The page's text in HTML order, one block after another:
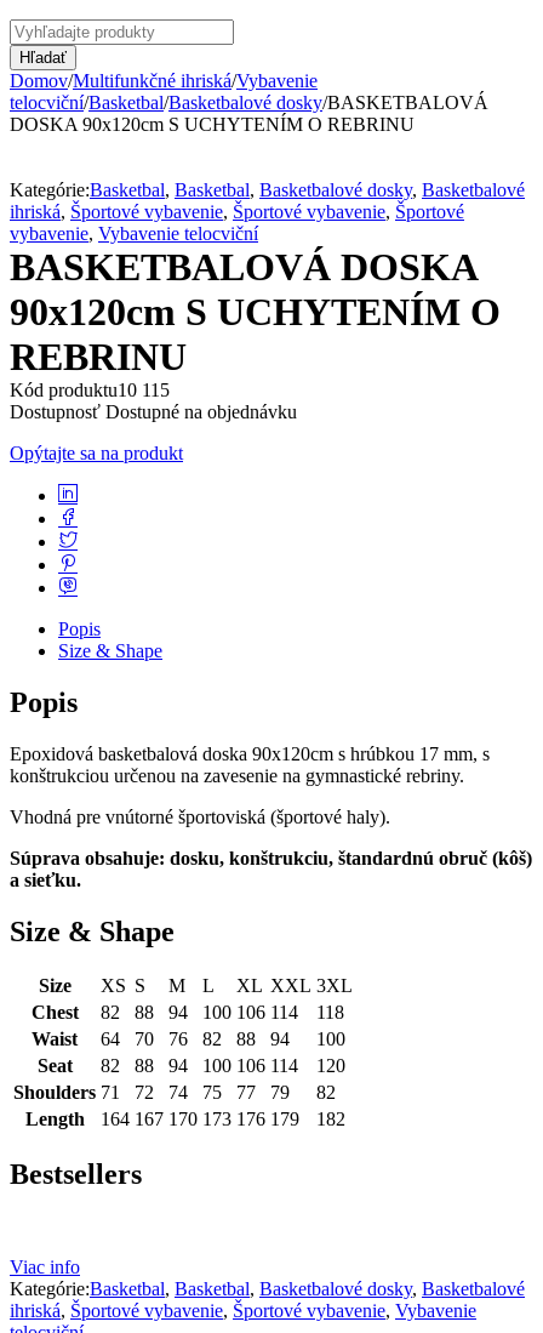
Domov/Multifunkčné ihriská/Vybavenie
telocviční/Basketbal/Basketbalové dosky/BASKETBALOVÁ
DOSKA 90x120cm S UCHYTENÍM O REBRINU
Kategórie:Basketbal, Basketbal, Basketbalové dosky, Basketbalové
ihriská, Športové vybavenie, Športové vybavenie, Športové
vybavenie, Vybavenie telocviční
BASKETBALOVÁ DOSKA
90x120cm S UCHYTENÍM O
REBRINU
Kód produktu10 115
Dostupnosť Dostupné na objednávku
Opýtajte sa na produkt
Popis
Size & Shape
Popis
Epoxidová basketbalová doska 90x120cm s hrúbkou 17 mm, s
konštrukciou určenou na zavesenie na gymnastické rebriny.
Vhodná pre vnútorné športoviská (športové haly).
Súprava obsahuje: dosku, konštrukciu, štandardnú obruč (kôš)
a sieťku.
Size & Shape
Size XS S M L XL XXL 3XL
Chest
82 88 94 100 106 114
118
Waist
64 70 76 82 88 94
100
Seat
82 88 94 100 106 114
120
Shoulders 71 72 74 75 77 79
82
Length
164 167 170 173 176 179 182
Bestsellers
Viac info
Kategórie:Basketbal, Basketbal, Basketbalové dosky, Basketbalové
ihriská, Športové vybavenie, Športové vybavenie, Vybavenie